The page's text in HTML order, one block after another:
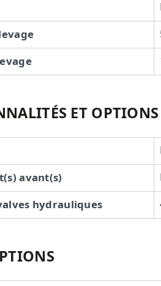
ET OPTIONS
avant(s)
hydrauliques